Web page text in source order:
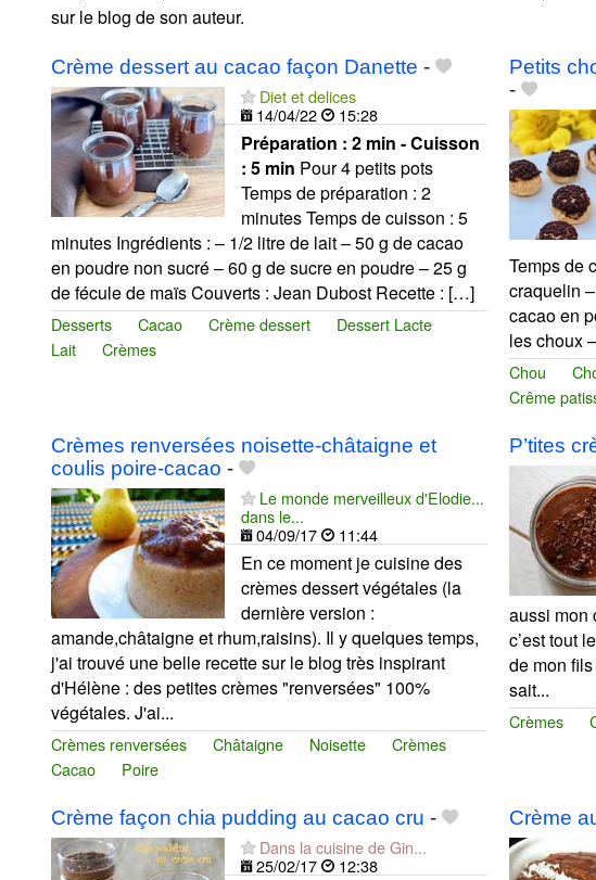
sur le blog de son auteur.
Crème dessert au cacao façon Danette -
Diet et delices
14/04/22
15:28
Préparation : 2 min - Cuisson
: 5 min Pour 4 petits pots
Temps de préparation : 2
minutes Temps de cuisson : 5
minutes Ingrédients : – 1/2 litre de lait – 50 g de cacao
en poudre non sucré – 60 g de sucre en poudre – 25 g
de fécule de maïs Couverts : Jean Dubost Recette : […]
Desserts Cacao Crème dessert
Dessert Lacte
Lait
Crèmes
Petits
-
Temps de
craquelin
cacao en
les choux
Chou
Crême
Crèmes renversées noisette-châtaigne et
coulis poire-cacao -
Le monde merveilleux d'Elodie...
dans le...
04/09/17
11:44
En ce moment je cuisine des
crèmes dessert végétales (la
dernière version :
amande,châtaigne et rhum,raisins). Il y quelques temps,
j'ai trouvé une belle recette sur le blog très inspirant
d'Hélène : des petites crèmes "renversées" 100%
végétales. J'ai...
Crèmes renversées Châtaigne Noisette
Crèmes
Cacao
Poire
P’tites
aussi mon
c’est tout
de mon
sait...
Crèmes
Crème façon chia pudding au cacao cru -
Dans la cuisine de Gin...
25/02/17
12:38
Crème